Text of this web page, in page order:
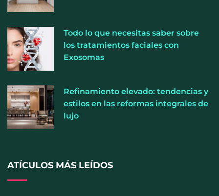
cada vez más pacientes buscan verse mejor sin
cambiar sus rasgos, según la Clínica Mética
Todo lo que necesitas saber sobre
los tratamientos faciales con
Exosomas
Refinamiento elevado: tendencias y
estilos en las reformas integrales de
lujo
ATÍCULOS MÁS LEÍDOS